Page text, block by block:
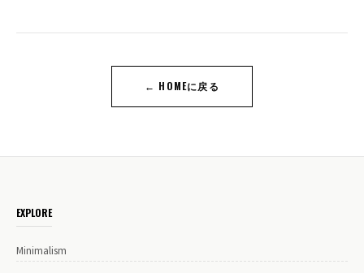
← HOMEに戻る
EXPLORE
Minimalism